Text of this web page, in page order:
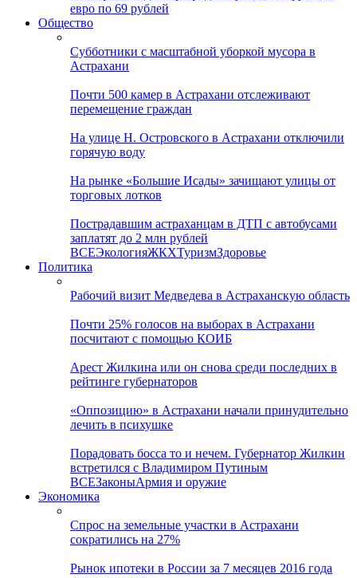
евро по 69 рублей
Общество
Субботники с масштабной уборкой мусора в
Астрахани
Почти 500 камер в Астрахани отслеживают
перемещение граждан
На улице Н. Островского в Астрахани отключили
горячую воду
На рынке «Большие Исады» зачищают улицы от
торговых лотков
Пострадавшим астраханцам в ДТП с автобусами
заплатят до 2 млн рублей
ВСЕЭкологияЖКХТуризмЗдоровье
Политика
Рабочий визит Медведева в Астраханскую область
Почти 25% голосов на выборах в Астрахани
посчитают с помощью КОИБ
Арест Жилкина или он снова среди последних в
рейтинге губернаторов
«Оппозицию» в Астрахани начали принудительно
лечить в психушке
Порадовать босса то и нечем. Губернатор Жилкин
встретился с Владимиром Путиным
ВСЕЗаконыАрмия и оружие
Экономика
Спрос на земельные участки в Астрахани
сократились на 27%
Рынок ипотеки в России за 7 месяцев 2016 года